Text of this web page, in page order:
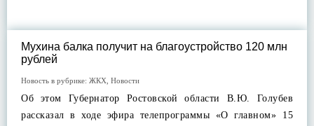
Мухина балка получит на благоустройство 120 млн
рублей
Новость в рубрике: ЖКХ Новости
Об этом Губернатор Ростовской области В.Ю. Голубев
рассказал в ходе эфира телепрограммы «О главном» 15